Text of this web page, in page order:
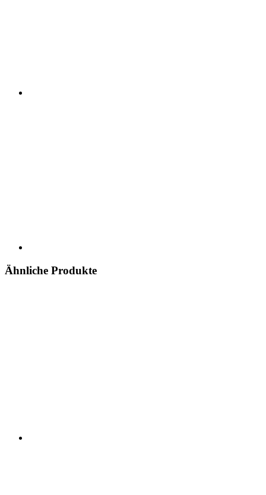
Ähnliche Produkte